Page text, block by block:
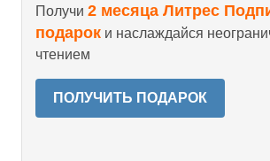
Получи 2 месяца Литрес
подарок и наслаждайся
чтением
ПОЛУЧИТЬ ПОДАРОК